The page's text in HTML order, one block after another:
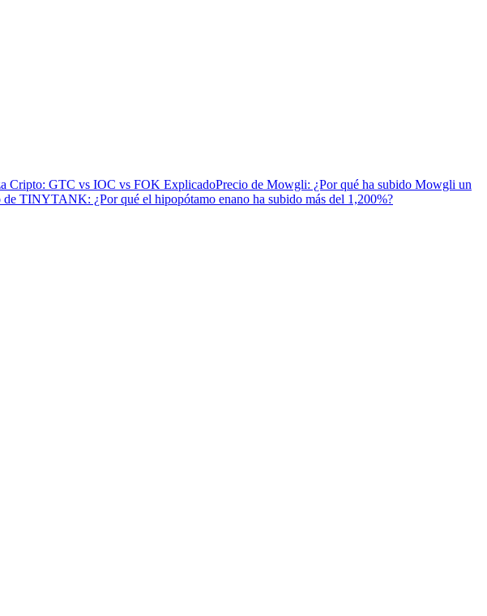
Cripto: GTC vs IOC vs FOK ExplicadoPrecio de Mowgli: ¿Por qué ha subido Mowgli un
de TINYTANK: ¿Por qué el hipopótamo enano ha subido más del 1,200%?